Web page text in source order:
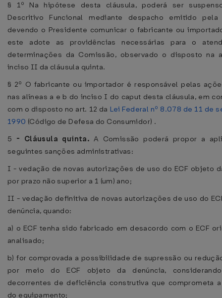
§ 1º Na hipótese desta cláusula, poderá ser
Descritivo Funcional mediante despacho emitido pela
devendo o Presidente comunicar o fabricante ou
este adote as providências necessárias para o
determinações da Comissão, observado o disposto na
inciso II da cláusula quinta.
§ 2º O fabricante ou importador é responsável pelas
nas alíneas a e b do inciso I do caput desta cláusula, em
com o disposto no art. 12 da Lei Federal nº 8.078 de 11 de
1990 (Código de Defesa do Consumidor) .
5 - Cláusula quinta. A Comissão poderá propor a
seguintes sanções administrativas:
I - vedação de novas autorizações de uso do ECF objeto
por prazo não superior a 1 (um) ano;
II - vedação definitiva de novas autorizações de uso do
denúncia, quando:
a) o ECF tenha sido fabricado em desacordo com o ECF
analisado;
b) for comprovada a possibilidade de supressão ou
por meio do ECF objeto da denúncia,
decorrentes de deficiência construtiva que comprometa
do equipamento;